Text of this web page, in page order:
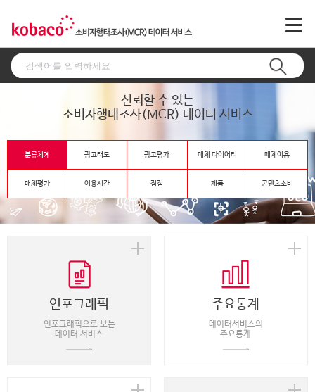
신뢰할 수 있는
소비자행태조사(MCR) 데이터 서비스
분류체계 광고태도 광고평가 매체 다이어리 매체이용
매체평가 이용시간 접점 제품 콘텐츠소비
인포그래픽
인포그래픽으로 보는
데이터 서비스
주요통계
데이터서비스의
주요통계